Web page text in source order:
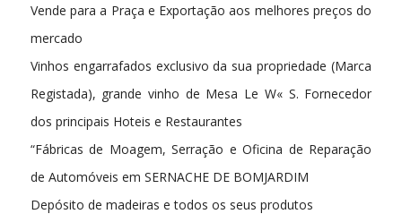
Vende para a Praça e Exportação aos melhores preços do
mercado
Vinhos engarrafados exclusivo da sua propriedade (Marca
Registada), grande vinho de Mesa Le W« S. Fornecedor
dos principais Hoteis e Restaurantes
“Fábricas de Moagem, Serração e Oficina de Reparação
de Automóveis em SERNACHE DE BOMJARDIM
Depósito de madeiras e todos os seus produtos